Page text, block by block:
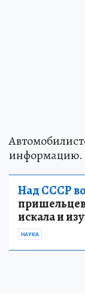
информацию.
Над СССР
искала и
НАУКА